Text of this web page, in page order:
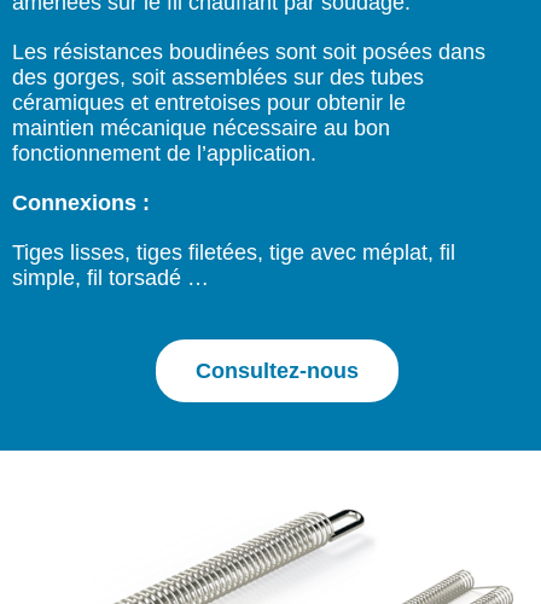
Les résistances boudinées sont soit posées dans
des gorges, soit assemblées sur des tubes
céramiques et entretoises pour obtenir le
maintien mécanique nécessaire au bon
fonctionnement de l’application.
Connexions :
Tiges lisses, tiges filetées, tige avec méplat, fil
simple, fil torsadé …
Consultez-nous